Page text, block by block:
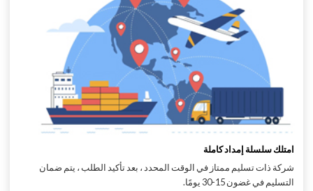
امتلك سلسلة إمداد كاملة
شركة ذات تسليم ممتاز في الوقت المحدد ، بعد تأكيد الطلب ، يتم ضمان
التسليم في غضون 15-30 يومًا.